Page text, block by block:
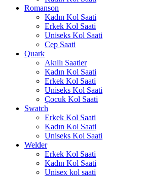
Romanson
Kadın Kol Saati
Erkek Kol Saati
Uniseks Kol Saati
Cep Saati
Quark
Akıllı Saatler
Kadın Kol Saati
Erkek Kol Saati
Uniseks Kol Saati
Çocuk Kol Saati
Swatch
Erkek Kol Saati
Kadın Kol Saati
Uniseks Kol Saati
Welder
Erkek Kol Saati
Kadın Kol Saati
Unisex kol saati